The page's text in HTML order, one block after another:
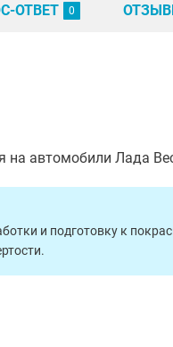
ОТВЕТ
на автомобили Лада
и подготовку к